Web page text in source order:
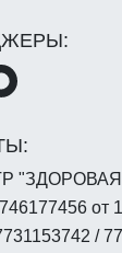
от
/